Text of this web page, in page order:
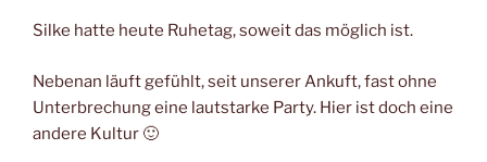
Silke hatte heute Ruhetag, soweit das möglich ist.
Nebenan läuft gefühlt, seit unserer Ankuft, fast ohne
Unterbrechung eine lautstarke Party. Hier ist doch eine
andere Kultur 🙂